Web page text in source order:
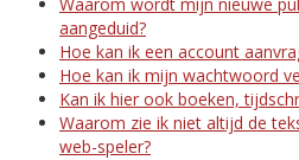
aangeduid?
Hoe kan ik een account
Hoe kan ik mijn wachtwoord
Kan ik hier ook boeken,
Waarom zie ik niet altijd de
web-speler?